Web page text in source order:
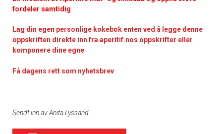
fordeler samtidig
Lag din egen personlige kokebok enten ved å legge denne
oppskriften direkte inn fra aperitif.nos oppskrifter eller
komponere dine egne
Få dagens rett som nyhetsbrev
Sendt inn av Anita Lyssand.